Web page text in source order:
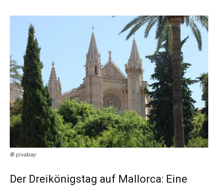
© pixabay
Der Dreikönigstag auf Mallorca: Eine